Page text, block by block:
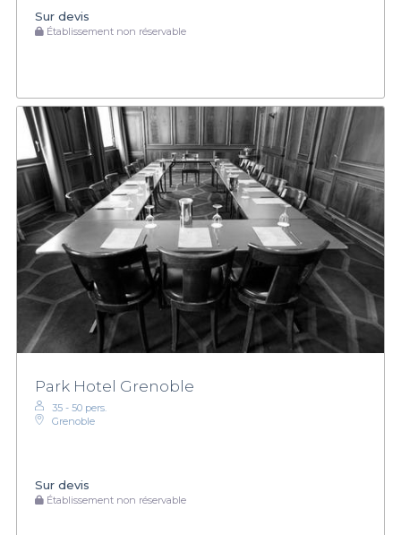
Sur devis
Établissement non réservable
Park Hotel Grenoble
35 - 50 pers.
Grenoble
Sur devis
Établissement non réservable